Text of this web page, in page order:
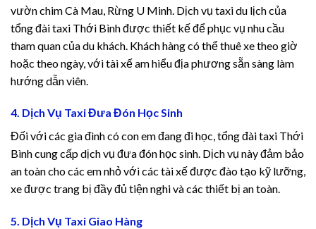
giriş
giriş
giriş
vườn chim Cà Mau, Rừng U Minh. Dịch vụ taxi du lịch của
tổng đài taxi Thới Bình được thiết kế để phục vụ nhu cầu
tham quan của du khách. Khách hàng có thể thuê xe theo giờ
hoặc theo ngày, với tài xế am hiểu địa phương sẵn sàng làm
hướng dẫn viên.
4. Dịch Vụ Taxi Đưa Đón Học Sinh
Đối với các gia đình có con em đang đi học, tổng đài taxi Thới
Bình cung cấp dịch vụ đưa đón học sinh. Dịch vụ này đảm bảo
an toàn cho các em nhỏ với các tài xế được đào tạo kỹ lưỡng,
xe được trang bị đầy đủ tiện nghi và các thiết bị an toàn.
5. Dịch Vụ Taxi Giao Hàng